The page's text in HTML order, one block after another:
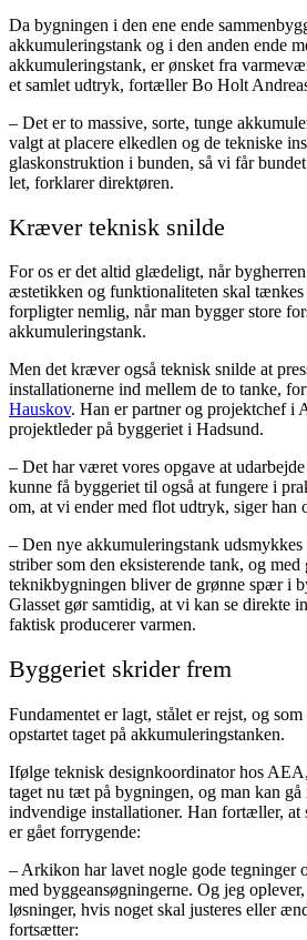
Da bygningen i den ene ende
akkumuleringstank og i den anden ende
akkumuleringstank, er ønsket fra
et samlet udtryk, fortæller Bo Holt
– Det er to massive, sorte, tunge
valgt at placere elkedlen og de tekniske
glaskonstruktion i bunden, så vi får
let, forklarer direktøren.
Kræver teknisk snilde
For os er det altid glædeligt, når
æstetikken og funktionaliteten skal
forpligter nemlig, når man bygger store
akkumuleringstank.
Men det kræver også teknisk snilde at
installationerne ind mellem de to tanke,
Hauskov. Han er partner og projektchef i
projektleder på byggeriet i Hadsund.
– Det har været vores opgave at
kunne få byggeriet til også at fungere i
om, at vi ender med flot udtryk, siger han
– Den nye akkumuleringstank udsmykkes
striber som den eksisterende tank, og
teknikbygningen bliver de grønne spær i
Glasset gør samtidig, at vi kan se direkte
faktisk producerer varmen.
Byggeriet skrider frem
Fundamentet er lagt, stålet er rejst, og
opstartet taget på akkumuleringstanken.
Ifølge teknisk designkoordinator hos
taget nu tæt på bygningen, og man kan gå
indvendige installationer. Han fortæller, at
er gået forrygende:
– Arkikon har lavet nogle gode tegninger
med byggeansøgningerne. Og jeg
løsninger, hvis noget skal justeres eller
fortsætter: